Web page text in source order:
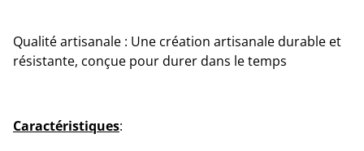
Qualité artisanale : Une création artisanale durable et
résistante, conçue pour durer dans le temps
Caractéristiques: